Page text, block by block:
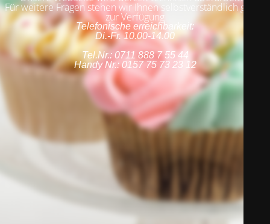
Für weitere Fragen stehen wir Ihnen selbstverständlich gerne
zur Verfügung
Telefonische erreichbarkeit:
Di.-Fr. 10.00-14.00
Tel.Nr.: 0711 888 7 55 44
Handy Nr.: 0157 75 73 23 12